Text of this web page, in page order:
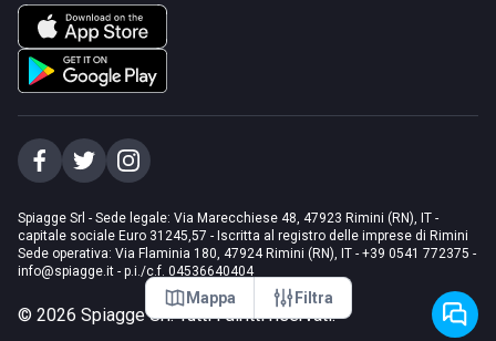
Mappa Filtra
Spiagge Srl - Sede legale: Via Marecchiese 48, 47923 Rimini (RN), IT -
capitale sociale Euro 31245,57 - Iscritta al registro delle imprese di Rimini
Sede operativa: Via Flaminia 180, 47924 Rimini (RN), IT - +39 0541 772375 -
info@spiagge.it - p.i./c.f. 04536640404
© 2026 Spiagge Srl. Tutti i diritti riservati.